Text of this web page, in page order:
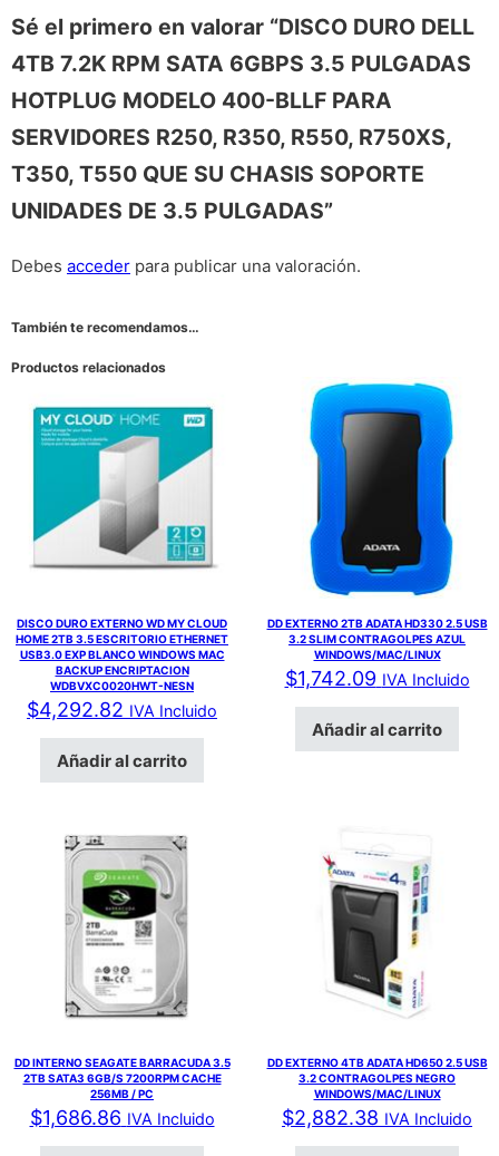
Sé el primero en valorar “DISCO DURO DELL
4TB 7.2K RPM SATA 6GBPS 3.5 PULGADAS
HOTPLUG MODELO 400-BLLF PARA
SERVIDORES R250, R350, R550, R750XS,
T350, T550 QUE SU CHASIS SOPORTE
UNIDADES DE 3.5 PULGADAS”
Debes acceder para publicar una valoración.
También te recomendamos…
Productos relacionados
DISCO DURO EXTERNO WD MY CLOUD
HOME 2TB 3.5 ESCRITORIO ETHERNET
USB3.0 EXP BLANCO WINDOWS MAC
BACKUP ENCRIPTACION
WDBVXC0020HWT-NESN
$4,292.82 IVA Incluido
Añadir al carrito
DD EXTERNO 2TB ADATA HD330 2.5 USB
3.2 SLIM CONTRAGOLPES AZUL
WINDOWS/MAC/LINUX
$1,742.09 IVA Incluido
Añadir al carrito
DD INTERNO SEAGATE BARRACUDA 3.5
2TB SATA3 6GB/S 7200RPM CACHE
256MB / PC
$1,686.86 IVA Incluido
DD EXTERNO 4TB ADATA HD650 2.5 USB
3.2 CONTRAGOLPES NEGRO
WINDOWS/MAC/LINUX
$2,882.38 IVA Incluido